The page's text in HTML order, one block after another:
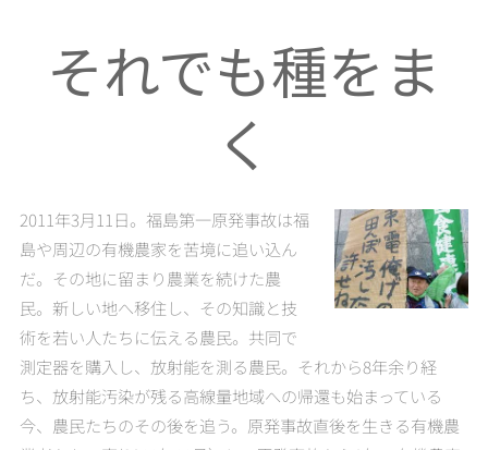
それでも種をま
く
2011年3月11日。福島第一原発事故は福
島や周辺の有機農家を苦境に追い込ん
だ。その地に留まり農業を続けた農
民。新しい地へ移住し、その知識と技
術を若い人たちに伝える農民。共同で
測定器を購入し、放射能を測る農民。それから8年余り経
ち、放射能汚染が残る高線量地域への帰還も始まっている
今、農民たちのその後を追う。原発事故直後を生きる有機農